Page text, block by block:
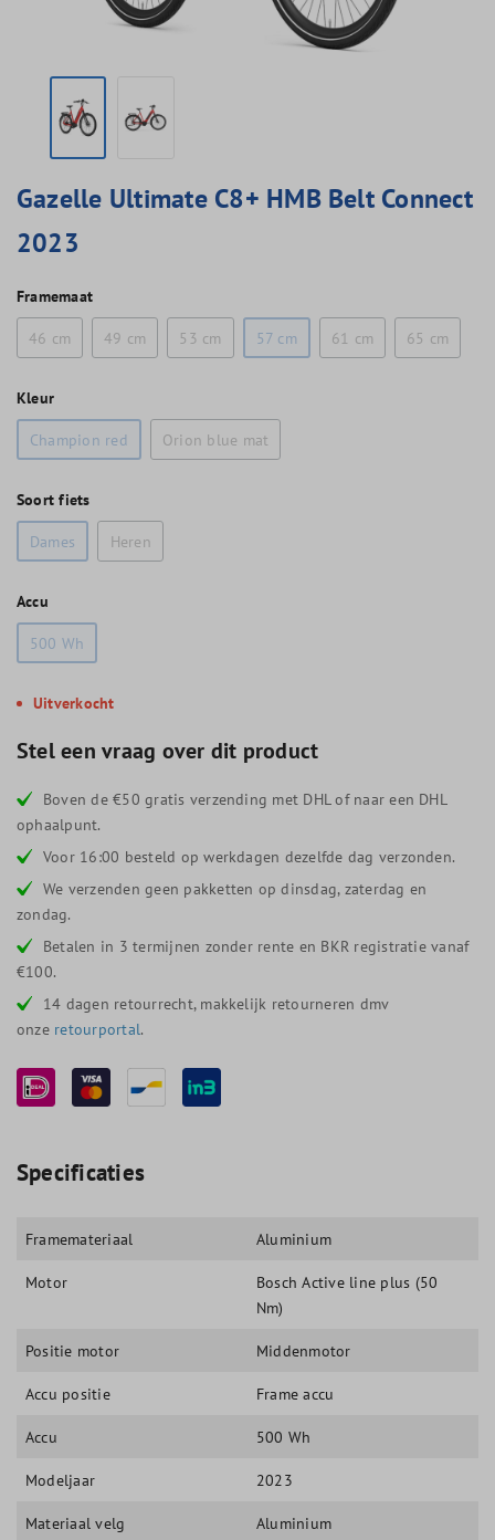
Gazelle Ultimate C8+ HMB Belt Connect
2023
Framemaat
46 cm
49 cm 53 cm 57 cm 61 cm 65 cm
Kleur
Champion red
Orion blue mat
Soort fiets
Dames
Heren
Accu
500 Wh
Uitverkocht
Stel een vraag over dit product
Boven de €50 gratis verzending met DHL of naar een DHL
ophaalpunt.
Voor 16:00 besteld op werkdagen dezelfde dag verzonden.
We verzenden geen pakketten op dinsdag, zaterdag en
zondag.
Betalen in 3 termijnen zonder rente en BKR registratie vanaf
€100.
14 dagen retourrecht, makkelijk retourneren dmv
onze retourportal.
Specificaties
Framemateriaal Aluminium
Motor
Bosch Active line plus (50
Nm)
Positie motor Middenmotor
Accu positie Frame accu
Accu 500 Wh
Modeljaar 2023
Materiaal velg Aluminium